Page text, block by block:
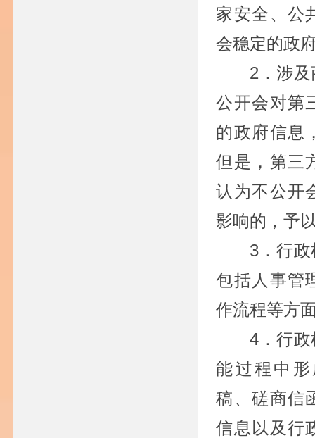
家安全、公
会稳定的政
2．涉
公开会对第
的政府信息
但是，第三
认为不公开
影响的，予
3．行
包括人事管
作流程等方
4．行
能过程中
稿、磋商信
信息以及行